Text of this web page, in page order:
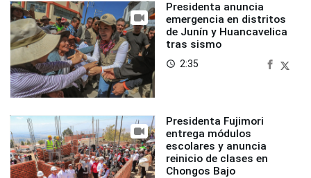
Presidenta anuncia
emergencia en distritos
de Junín y Huancavelica
tras sismo
access_time 2:35
Presidenta Fujimori
entrega módulos
escolares y anuncia
reinicio de clases en
Chongos Bajo